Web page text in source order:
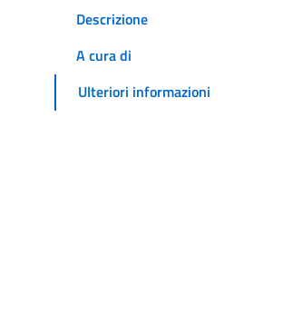
Descrizione
A cura di
Ulteriori informazioni